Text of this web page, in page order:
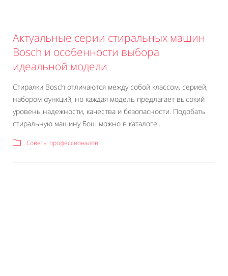
Актуальные серии стиральных машин
Bosch и особенности выбора
идеальной модели
Стиралки Bosch отличаются между собой классом, серией,
набором функций, но каждая модель предлагает высокий
уровень надежности, качества и безопасности. Подобать
стиральную машину Бош можно в каталоге...
Советы профессионалов